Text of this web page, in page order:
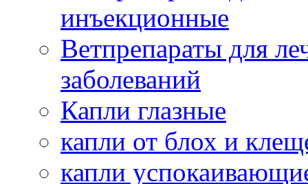
инъекционные
Ветпрепараты для
заболеваний
Капли глазные
капли от блох и
капли